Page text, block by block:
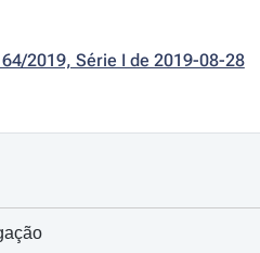
2019, Série I de 2019-08-28